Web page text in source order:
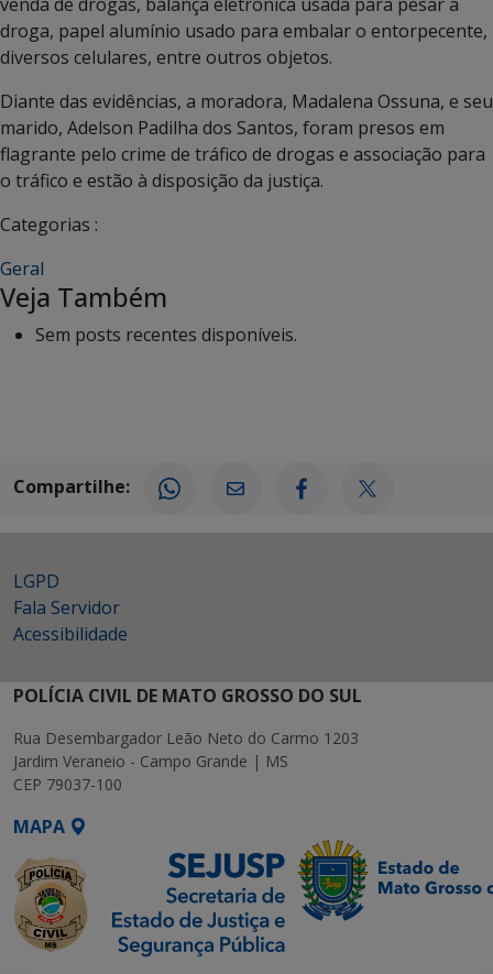
droga, papel alumínio usado para embalar o entorpecente,
diversos celulares, entre outros objetos.
Diante das evidências, a moradora, Madalena Ossuna, e seu
marido, Adelson Padilha dos Santos, foram presos em
flagrante pelo crime de tráfico de drogas e associação para
o tráfico e estão à disposição da justiça.
Categorias :
Geral
Veja Também
Sem posts recentes disponíveis.
Compartilhe:
LGPD
Fala Servidor
Acessibilidade
POLÍCIA CIVIL DE MATO GROSSO DO SUL
Rua Desembargador Leão Neto do Carmo 1203
Jardim Veraneio - Campo Grande | MS
CEP 79037-100
MAPA